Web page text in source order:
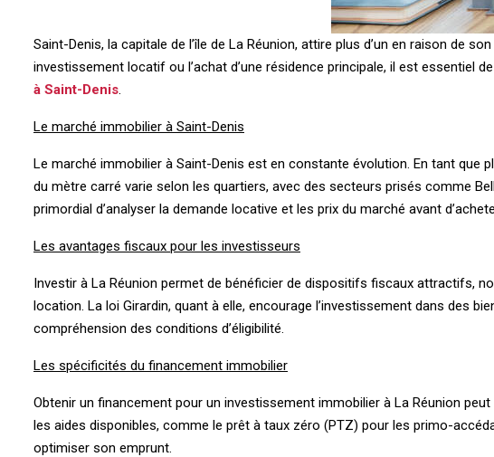
Saint-Denis, la capitale de l’île de La Réunion, attire plus d’un en raison de
investissement locatif ou l’achat d’une résidence principale, il est essentiel
à Saint-Denis.
Le marché immobilier à Saint-Denis
Le marché immobilier à Saint-Denis est en constante évolution. En tant que
du mètre carré varie selon les quartiers, avec des secteurs prisés comme
primordial d’analyser la demande locative et les prix du marché avant
Les avantages fiscaux pour les investisseurs
Investir à La Réunion permet de bénéficier de dispositifs fiscaux attractifs,
location. La loi Girardin, quant à elle, encourage l’investissement dans des
compréhension des conditions d’éligibilité.
Les spécificités du financement immobilier
Obtenir un financement pour un investissement immobilier à La Réunion
les aides disponibles, comme le prêt à taux zéro (PTZ) pour les primo-
optimiser son emprunt.